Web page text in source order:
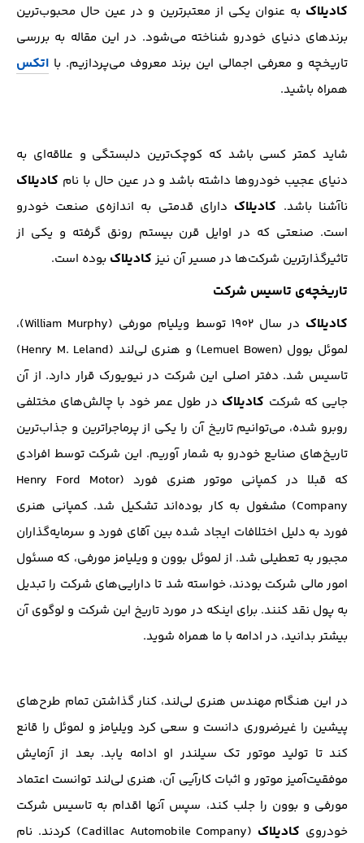
کادیلاک به عنوان یکی از معتبرترین و در عین حال محبوب‌ترین
برندهای دنیای خودرو شناخته می‌شود. در این مقاله به بررسی
تاریخچه و معرفی اجمالی این برند معروف می‌پردازیم. با اتکس
همراه باشید.
شاید کمتر کسی باشد که کوچک‌ترین دلبستگی‌ و علاقه‌ای به
دنیای عجیب خودروها داشته باشد و در عین حال با نام کادیلاک
ناآشنا باشد. کادیلاک دارای قدمتی به اندازه‌ی صنعت خودرو
است. صنعتی که در اوایل قرن بیستم رونق گرفته و یکی از
تاثیرگذارترین شرکت‌ها در مسیر آن نیزکادیلاک بوده است.
تاریخچه‌ی تاسیس شرکت
کادیلاک
در سال ۱۹۰۲ توسط ویلیام مورفی (William Murphy)،
لموئل بوول (Lemuel Bowen) و هنری لی‌لند (Henry M. Leland)
تاسیس شد. دفتر اصلی این شرکت در نیویورک قرار دارد. از آن
جایی که شرکت کادیلاک در طول عمر خود با چالش‌های مختلفی
روبرو شده، می‌توانیم تاریخ آن را یکی از پرماجراترین و جذاب‌ترین
تاریخ‌های صنایع خودرو به شمار آوریم. این شرکت توسط افرادی
که قبلا در کمپانی موتور هنری فورد (Henry Ford Motor
Company) مشغول به کار بوده‌اند تشکیل شد. کمپانی هنری
فورد به دلیل اختلافات ایجاد شده بین آقای فورد و سرمایه‌‌گذاران
مجبور به تعطیلی شد. از لموئل بوون و ویلیامز مورفی، که مسئول
امور مالی شرکت بودند، خواسته شد تا دارایی‌های شرکت را تبدیل
به پول نقد کنند. برای اینکه در مورد تاریخ این شرکت و لوگوی آن
بیشتر بدانید، در ادامه با ما همراه شوید.
در این هنگام مهندس هنری لی‌لند، کنار گذاشتن تمام طرح‌های
پیشین را غیر‌ضروری دانست و سعی کرد ویلیامز و لموئل را قانع
کند تا تولید موتور تک سیلندر او ادامه یابد. بعد از آزمایش
موفقیت‌آمیز موتور و اثبات کارآیی آن، هنری لی‌لند توانست اعتماد
مورفی و بوون را جلب کند، سپس آنها اقدام به تاسیس شرکت
خودروی کادیلاک
(Cadillac Automobile Company) کردند. نام